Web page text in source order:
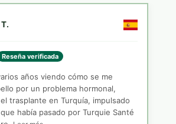
Reseña verificada
años viendo cómo se me
por un problema hormonal,
trasplante en Turquía, impulsado
había pasado por Turquie Santé